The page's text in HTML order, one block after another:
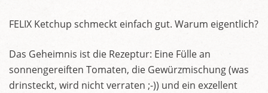
FELIX Ketchup schmeckt einfach gut. Warum eigentlich?
Das Geheimnis ist die Rezeptur: Eine Fülle an
sonnengereiften Tomaten, die Gewürzmischung (was
drinsteckt, wird nicht verraten ;-)) und ein exzellent